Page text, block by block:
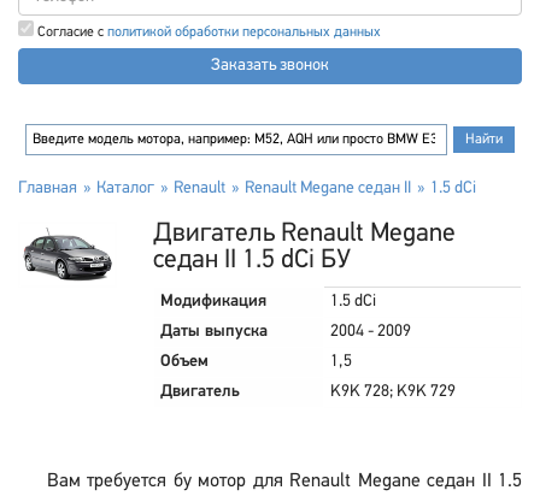
Согласие с политикой обработки персональных данных
Заказать звонок
Главная Каталог Renault Renault Megane седан II 1.5 dCi
Двигатель Renault Megane
седан II 1.5 dCi БУ
Модификация
1.5 dCi
Даты выпуска
2004 - 2009
Объем
1,5
Двигатель
K9K 728; K9K 729
Вам требуется бу мотор для Renault Megane седан II 1.5